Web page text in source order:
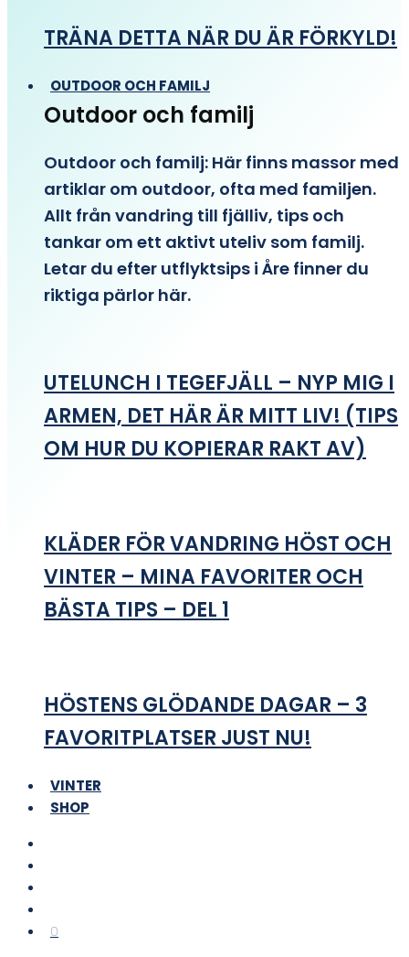
TRÄNA DETTA NÄR DU ÄR FÖRKYLD!
OUTDOOR OCH FAMILJ
Outdoor och familj
Outdoor och familj: Här finns massor med
artiklar om outdoor, ofta med familjen.
Allt från vandring till fjälliv, tips och
tankar om ett aktivt uteliv som familj.
Letar du efter utflyktsips i Åre finner du
riktiga pärlor här.
UTELUNCH I TEGEFJÄLL – NYP MIG I
ARMEN, DET HÄR ÄR MITT LIV! (TIPS
OM HUR DU KOPIERAR RAKT AV)
KLÄDER FÖR VANDRING HÖST OCH
VINTER – MINA FAVORITER OCH
BÄSTA TIPS – DEL 1
HÖSTENS GLÖDANDE DAGAR – 3
FAVORITPLATSER JUST NU!
VINTER
SHOP
0